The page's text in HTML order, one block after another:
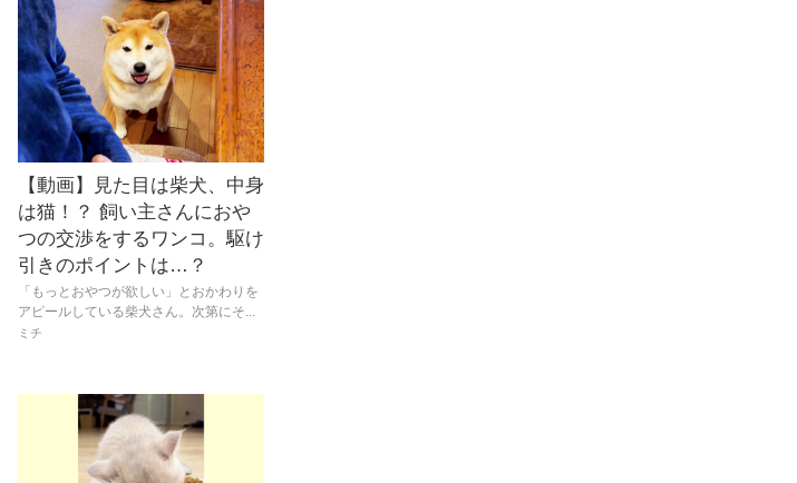
【動画】見た目は柴犬、中身
は猫！？ 飼い主さんにおや
つの交渉をするワンコ。駆け
引きのポイントは…？
「もっとおやつが欲しい」とおかわりを
アピールしている柴犬さん。次第にそ...
ミチ